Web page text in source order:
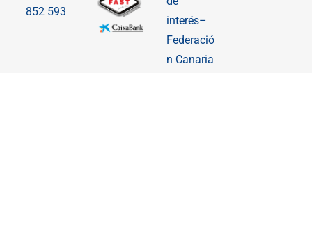
852 593
interés–
Federació
n Canaria